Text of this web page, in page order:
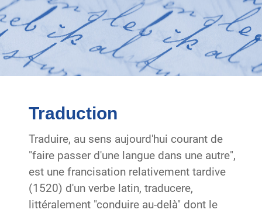
Traduction
Traduire, au sens aujourd'hui courant de
"faire passer d'une langue dans une autre",
est une francisation relativement tardive
(1520) d'un verbe latin, traducere,
littéralement "conduire au-delà" dont le